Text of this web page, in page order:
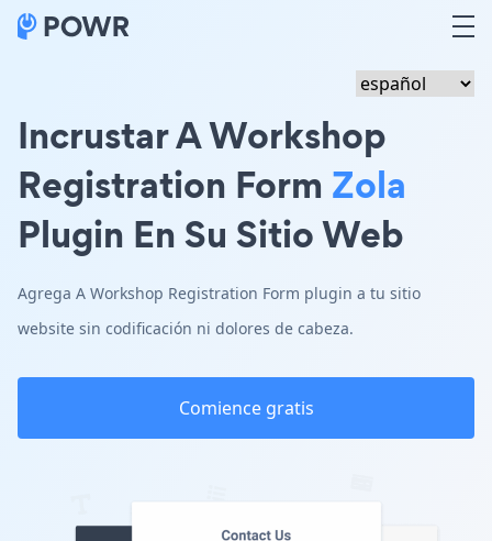
Incrustar A Workshop
Registration Form Zola
Plugin En Su Sitio Web
Agrega A Workshop Registration Form plugin a tu sitio
website sin codificación ni dolores de cabeza.
Comience gratis